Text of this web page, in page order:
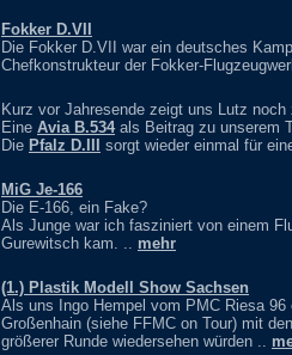
Fokker D.VII
Die Fokker D.VII war ein deutsches
Chefkonstrukteur der Fokker-
Kurz vor Jahresende zeigt uns Lutz noch
Eine Avia B.534als Beitrag zu unserem
Die Pfalz D.III sorgt wieder einmal für
MiG Je-166
Die E-166, ein Fake?
Als Junge war ich fasziniert von einem
Gurewitsch kam. .. mehr
(1.) Plastik Modell Show Sachsen
Als uns Ingo Hempel vom PMC Riesa 96
Großenhain (siehe FFMC on Tour) mit
größerer Runde wiedersehen würden ..